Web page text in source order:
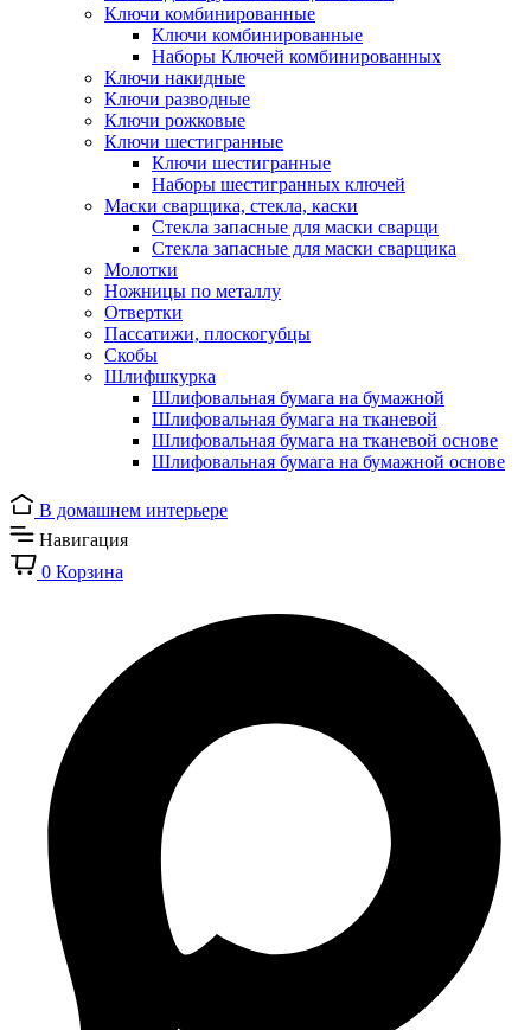
Ключи комбинированные
Ключи комбинированные
Наборы Ключей комбинированных
Ключи накидные
Ключи разводные
Ключи рожковые
Ключи шестигранные
Ключи шестигранные
Наборы шестигранных ключей
Маски сварщика, стекла, каски
Стекла запасные для маски сварщи
Стекла запасные для маски сварщика
Молотки
Ножницы по металлу
Отвертки
Пассатижи, плоскогубцы
Скобы
Шлифшкурка
Шлифовальная бумага на бумажной
Шлифовальная бумага на тканевой
Шлифовальная бумага на тканевой основе
Шлифовальная бумага на бумажной основе
В домашнем интерьере
Навигация
0 Корзина